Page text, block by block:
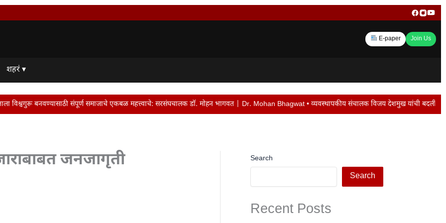
E-paper Join Us
शहरं ▾
संपूर्ण समाजाचे एकबळ महत्त्वाचे: सरसंघचालक डॉ. मोहन भागवत | Dr. Mohan Bhagwat • व्यवस्थापकीय संचालक विजय देशमुख यांची बदली न केल्यास पद सोडेल… •
जनजागृती Search
Search
Recent Posts